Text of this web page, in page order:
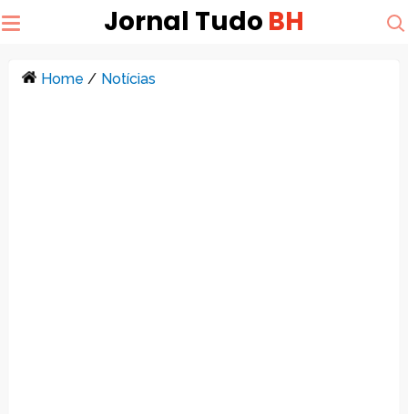
Jornal Tudo BH
Home / Notícias